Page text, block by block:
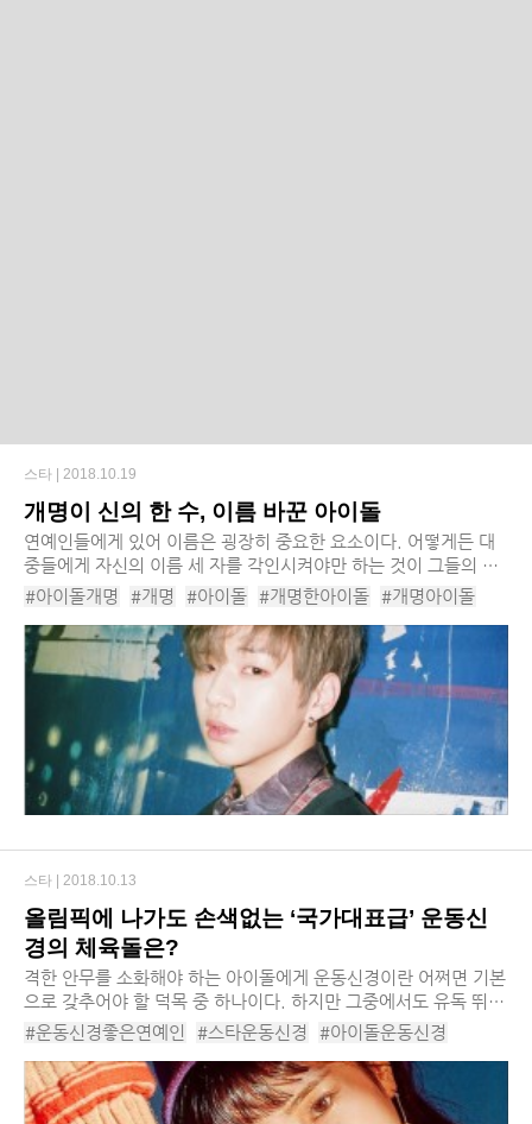
개명이 신의 한 수, 이름 바꾼 아이돌
연예인들에게 있어 이름은 굉장히 중요한 요소이다. 어떻게든 대
중들에게 자신의 이름 세 자를 각인시켜야만 하는 것이 그들의 숙
명이기 때문이다. 그래서일까, 연예인들 중에서는 개명하는 사례
#아이돌개명 #개명 #아이돌 #개명한아이돌 #개명아이돌
#아이돌이름 #아이돌본명 #워너원 #윤지성 #에이핑트
#정은지
스타 | 2018.10.19
올림픽에 나가도 손색없는 ‘국가대표급’ 운동신
경의 체육돌은?
격한 안무를 소화해야 하는 아이돌에게 운동신경이란 어쩌면 기본
으로 갖추어야 할 덕목 중 하나이다. 하지만 그중에서도 유독 뛰어
난 운동신경을 보여주는 이들이 있다. 어떤 아이돌은 피겨면 피겨,
#운동신경좋은연예인 #스타운동신경
#아이돌운동신경
#아이돌운동실력 #아육대 #아육대아이돌
스타 | 2018.10.13